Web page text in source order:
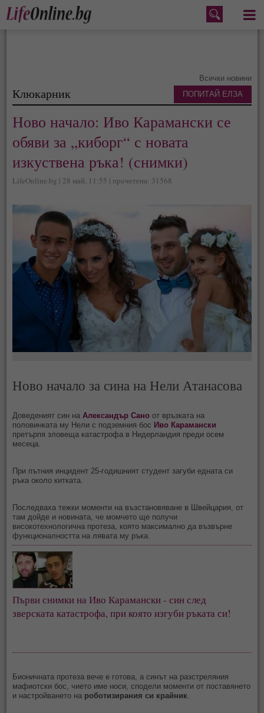
Меню
Всички новини
Клюкарник
Ново начало: Иво Карамански се
обяви за „киборг“ с новата
изкуствена ръка! (снимки)
LifeOnline.bg | 28 май, 11:55 | прочетена: 31568
Ново начало за сина на Нели Атанасова
Доведеният син на Александър Сано от връзката на
половинката му Нели с подземния бос Иво Карамански
претърпя зловеща катастрофа в Нидерландия преди осем
месеца.
При пътния инцидент 25-годишният студент загуби едната си
ръка около китката.
Последваха тежки моменти на възстановяване в Швейцария, от
там дойде и новината, че момчето ще получи
високотехнологична протеза, която максимално да възвърне
функционалността на лявата му ръка.
Първи снимки на Иво Карамански - син след
зверската катастрофа, при която изгуби ръката си!
Бионичната протеза вече е готова, а синът на разстреляния
мафиотски бос, чието име носи, сподели моменти от поставянето
и настройването на роботизирания си крайник
ПОПИТАЙ ЕЛЗА